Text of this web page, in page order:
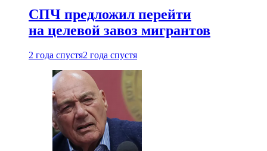
СПЧ предложил перейти
на целевой завоз мигрантов
2 года спустя2 года спустя